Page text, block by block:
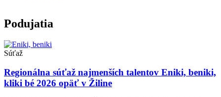
Podujatia
Súťaž
Regionálna súťaž najmenších talentov Eniki, beniki,
kliki bé 2026 opäť v Žiline